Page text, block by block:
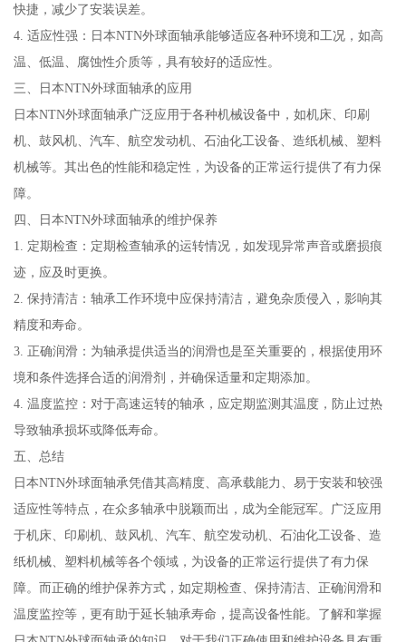
快捷，减少了安装误差。
4. 适应性强：日本NTN外球面轴承能够适应各种环境和工况，如高
温、低温、腐蚀性介质等，具有较好的适应性。
三、日本NTN外球面轴承的应用
日本NTN外球面轴承广泛应用于各种机械设备中，如机床、印刷
机、鼓风机、汽车、航空发动机、石油化工设备、造纸机械、塑料
机械等。其出色的性能和稳定性，为设备的正常运行提供了有力保
障。
四、日本NTN外球面轴承的维护保养
1. 定期检查：定期检查轴承的运转情况，如发现异常声音或磨损痕
迹，应及时更换。
2. 保持清洁：轴承工作环境中应保持清洁，避免杂质侵入，影响其
精度和寿命。
3. 正确润滑：为轴承提供适当的润滑也是至关重要的，根据使用环
境和条件选择合适的润滑剂，并确保适量和定期添加。
4. 温度监控：对于高速运转的轴承，应定期监测其温度，防止过热
导致轴承损坏或降低寿命。
五、总结
日本NTN外球面轴承凭借其高精度、高承载能力、易于安装和较强
适应性等特点，在众多轴承中脱颖而出，成为全能冠军。广泛应用
于机床、印刷机、鼓风机、汽车、航空发动机、石油化工设备、造
纸机械、塑料机械等各个领域，为设备的正常运行提供了有力保
障。而正确的维护保养方式，如定期检查、保持清洁、正确润滑和
温度监控等，更有助于延长轴承寿命，提高设备性能。了解和掌握